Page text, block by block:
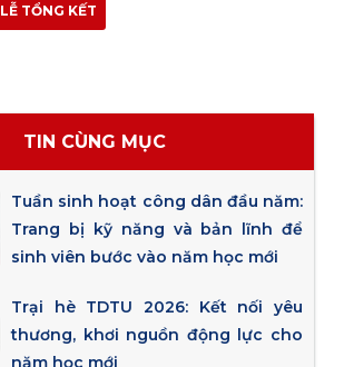
LỄ TỔNG KẾT
TIN CÙNG MỤC
Tuần sinh hoạt công dân đầu năm:
Trang bị kỹ năng và bản lĩnh để
sinh viên bước vào năm học mới
Trại hè TDTU 2026: Kết nối yêu
thương, khơi nguồn động lực cho
năm học mới